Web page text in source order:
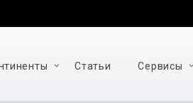
Статьи Cервисы